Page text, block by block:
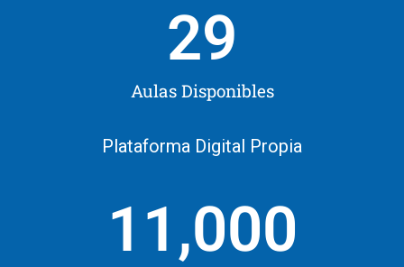
Aulas Disponibles
29
Plataforma Digital Propia
11,000